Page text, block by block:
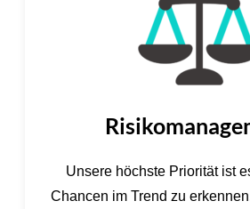
Unsere höchste Priorität ist
Chancen im Trend zu